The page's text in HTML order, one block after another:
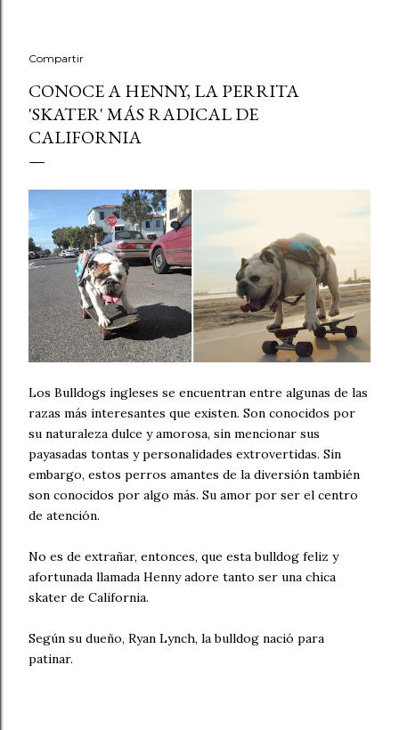
Compartir
CONOCE A HENNY, LA PERRITA
'SKATER' MÁS RADICAL DE
CALIFORNIA
Los Bulldogs ingleses se encuentran entre algunas de las
razas más interesantes que existen. Son conocidos por
su naturaleza dulce y amorosa, sin mencionar sus
payasadas tontas y personalidades extrovertidas. Sin
embargo, estos perros amantes de la diversión también
son conocidos por algo más. Su amor por ser el centro
de atención.
No es de extrañar, entonces, que esta bulldog feliz y
afortunada llamada Henny adore tanto ser una chica
skater de California.
Según su dueño, Ryan Lynch, la bulldog nació para
patinar.